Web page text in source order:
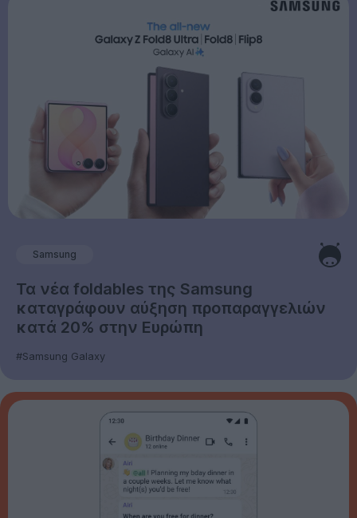
Samsung
Τα νέα foldables της Samsung
καταγράφουν αύξηση προπαραγγελιών
κατά 20% στην Ευρώπη
#Samsung Galaxy